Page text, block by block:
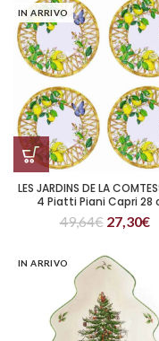
IN ARRIVO
LES JARDINS DE LA
4 Piatti Piani Capri 28
49,64€ 27,30€
IN ARRIVO